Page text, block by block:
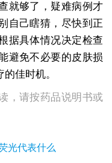
就够了，疑难病例才
自己瞎猜，尽快到正
据具体情况决定检查
避免不必要的皮肤损
佳时机。
，请按药品说明书或
光代表什么